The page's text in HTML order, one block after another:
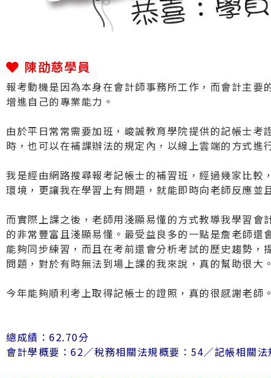
陳劭慈學員
報考動機是因為本身在會計師事務所工作，而會計主
增進自己的專業能力。
由於平日常常需要加班，峻誠教育學院提供的記帳士
時，也可以在補課辦法的規定內，以線上雲端的方式進
我是經由網路搜尋報考記帳士的補習班，經過幾家比
環境，更讓我在學習上有問題，就能即時向老師反應
而實際上課之後，老師用淺顯易懂的方式教導我學習
的非常豐富且淺顯易懂。最受益良多的一點是詹老師
能夠同步練習，而且在考前還會分析考試的歷史趨勢
問題，對於有時無法到場上課的我來說，真的幫助很大。
今年能夠順利考上取得記帳士的證照，真的很感謝老師。
總成績：62.70分
會計學概要：62／稅務相關法規概要：54／記帳相關